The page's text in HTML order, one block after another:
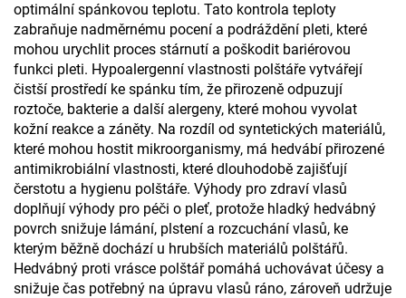
optimální spánkovou teplotu. Tato kontrola teploty
zabraňuje nadměrnému pocení a podráždění pleti, které
mohou urychlit proces stárnutí a poškodit bariérovou
funkci pleti. Hypoalergenní vlastnosti polštáře vytvářejí
čistší prostředí ke spánku tím, že přirozeně odpuzují
roztoče, bakterie a další alergeny, které mohou vyvolat
kožní reakce a záněty. Na rozdíl od syntetických materiálů,
které mohou hostit mikroorganismy, má hedvábí přirozené
antimikrobiální vlastnosti, které dlouhodobě zajišťují
čerstotu a hygienu polštáře. Výhody pro zdraví vlasů
doplňují výhody pro péči o pleť, protože hladký hedvábný
povrch snižuje lámání, plstení a rozcuchání vlasů, ke
kterým běžně dochází u hrubších materiálů polštářů.
Hedvábný proti vrásce polštář pomáhá uchovávat účesy a
snižuje čas potřebný na úpravu vlasů ráno, zároveň udržuje